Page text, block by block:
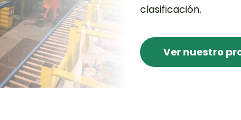
clasificación.
Ver nuestro